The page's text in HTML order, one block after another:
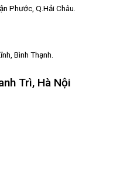
Phước, Q.Hải Châu.
Bình Thạnh.
Trì, Hà Nội